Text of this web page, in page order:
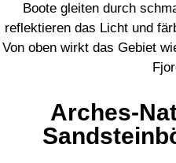
Boote gleiten durch
reflektieren das Licht und
Von oben wirkt das Gebiet
Arches-